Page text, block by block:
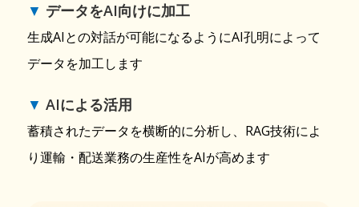
▼ データをAI向けに加工
生成AIとの対話が可能になるようにAI孔明によって
データを加工します
▼ AIによる活用
蓄積されたデータを横断的に分析し、RAG技術によ
り運輸・配送業務の生産性をAIが高めます